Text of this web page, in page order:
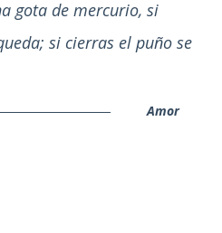
gota de mercurio, si
si cierras el puño se
Amor